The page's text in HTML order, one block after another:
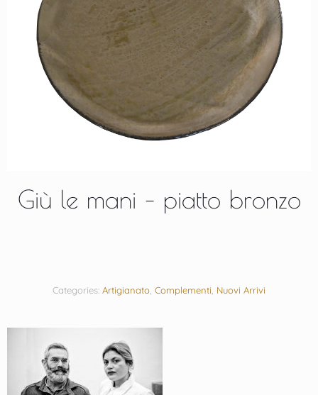
Giù le mani – piatto bronzo
Categories: Artigianato Complementi Nuovi Arrivi